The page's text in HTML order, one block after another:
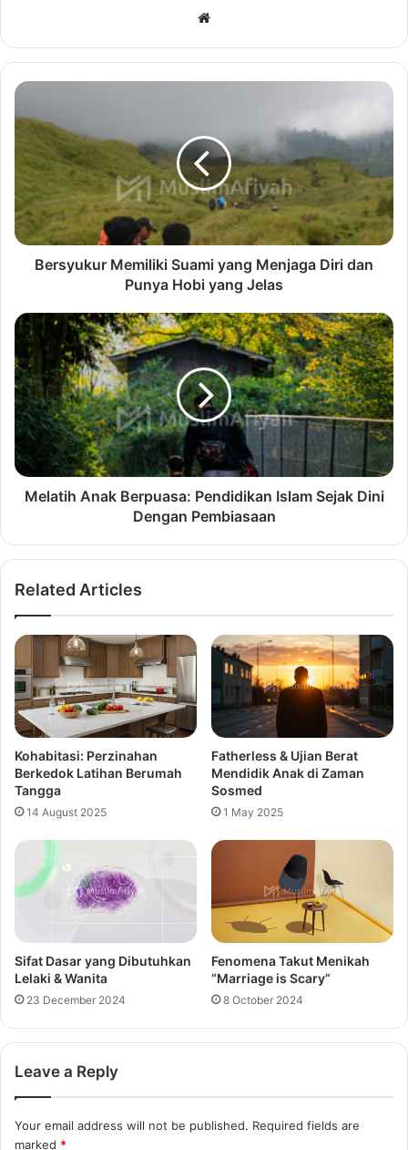
Bersyukur Memiliki Suami yang Menjaga Diri dan
Punya Hobi yang Jelas
Melatih Anak Berpuasa: Pendidikan Islam Sejak Dini
Dengan Pembiasaan
Related Articles
Kohabitasi: Perzinahan
Berkedok Latihan Berumah
Tangga
14 August 2025
Fatherless & Ujian Berat
Mendidik Anak di Zaman
Sosmed
1 May 2025
Sifat Dasar yang Dibutuhkan
Lelaki & Wanita
23 December 2024
Fenomena Takut Menikah
“Marriage is Scary”
8 October 2024
Leave a Reply
Your email address will not be published. Required fields are
marked *